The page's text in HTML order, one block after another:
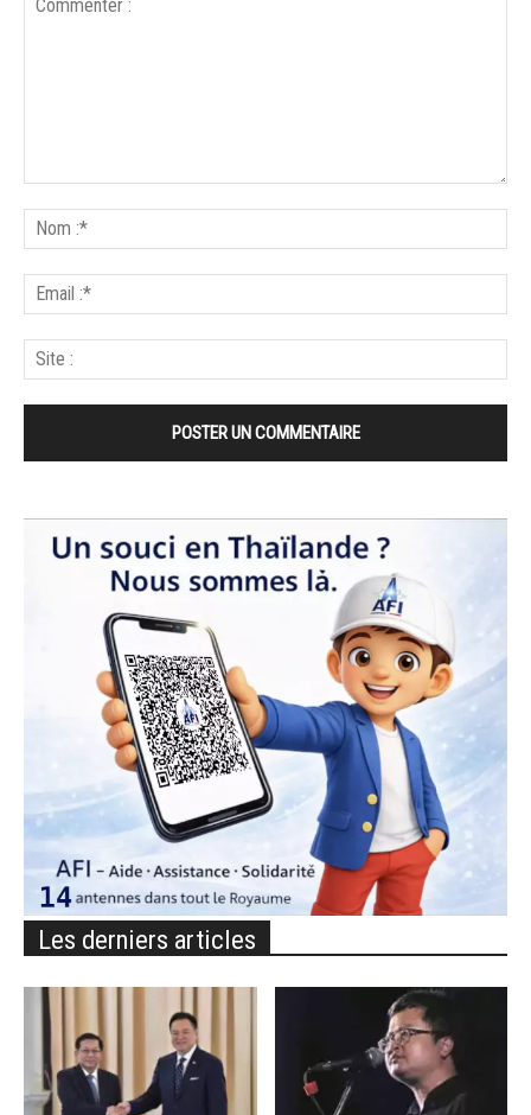
Les derniers articles